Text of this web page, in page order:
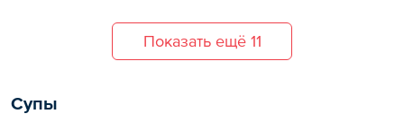
Показать ещё 11
Супы